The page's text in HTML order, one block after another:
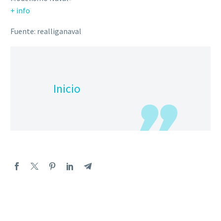
+ info
Fuente: realliganaval
Inicio